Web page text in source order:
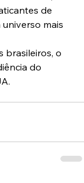
de
mais
brasileiros, o
do